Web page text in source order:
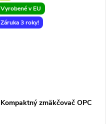
Vyrobené v EU
Záruka 3 roky!
Kompaktný zmäkčovač OPC